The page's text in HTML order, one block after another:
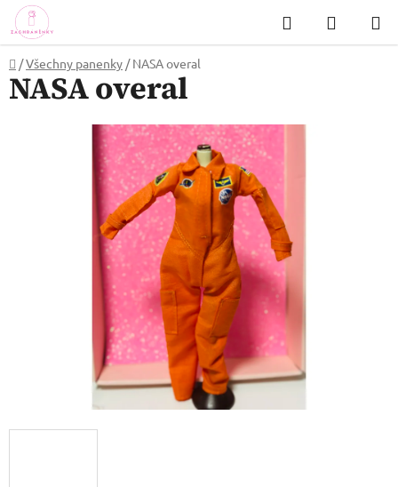
Přejít
na
obsah
Hledat
KOŠÍK
Domů
/Všechny panenky / NASA overal
NASA overal